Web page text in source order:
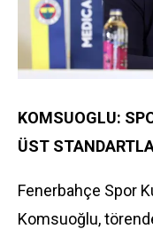
KOMSUOGLU:
ÜST
Fenerbahçe Spor
Komsuoğlu,